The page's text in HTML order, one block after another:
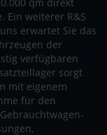
Ein weiterer R&S
erwartet Sie das
der
verfügbaren
sorgt
mit eigenem
für den